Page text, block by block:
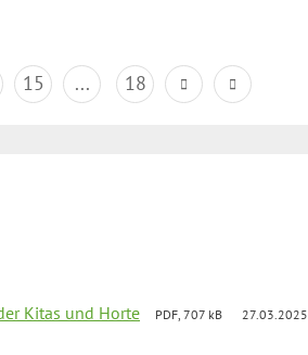
15 ... 18
Kitas und Horte PDF, 707 kB 27.03.2025